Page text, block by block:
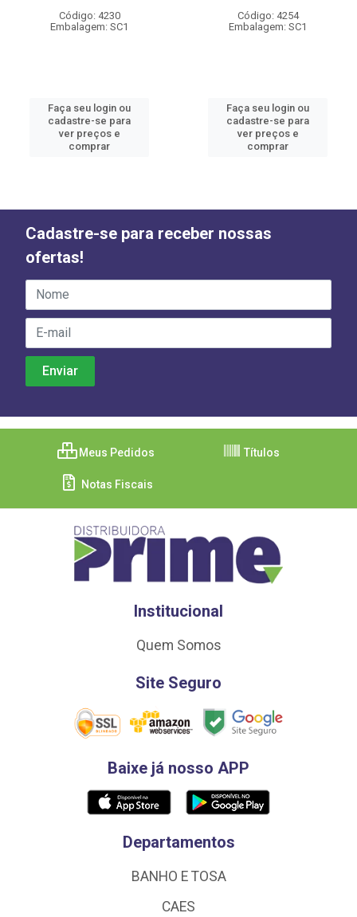
Código: 4230
Embalagem: SC1
Faça seu login ou
cadastre-se para
ver preços e
comprar
Código: 4254
Embalagem: SC1
Faça seu login ou
cadastre-se para
ver preços e
comprar
Cadastre-se para receber nossas
ofertas!
Meus Pedidos Títulos
Notas Fiscais
Institucional
Quem Somos
Site Seguro
Baixe já nosso APP
Departamentos
BANHO E TOSA
CAES